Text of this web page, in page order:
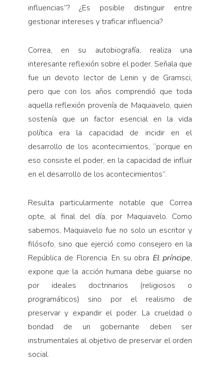
influencias”? ¿Es posible distinguir entre
gestionar intereses y traficar influencia?
Correa, en su autobiografía, realiza una
interesante reflexión sobre el poder. Señala que
fue un devoto lector de Lenin y de Gramsci,
pero que con los años comprendió que toda
aquella reflexión provenía de Maquiavelo, quien
sostenía que un factor esencial en la vida
política era la capacidad de incidir en el
desarrollo de los acontecimientos, “porque en
eso consiste el poder, en la capacidad de influir
en el desarrollo de los acontecimientos”.
Resulta particularmente notable que Correa
opte, al final del día, por Maquiavelo. Como
sabemos, Maquiavelo fue no solo un escritor y
filósofo, sino que ejerció como consejero en la
República de Florencia. En su obra El príncipe,
expone que la acción humana debe guiarse no
por ideales doctrinarios (religiosos o
programáticos) sino por el realismo de
preservar y expandir el poder. La crueldad o
bondad de un gobernante deben ser
instrumentales al objetivo de preservar el orden
social.